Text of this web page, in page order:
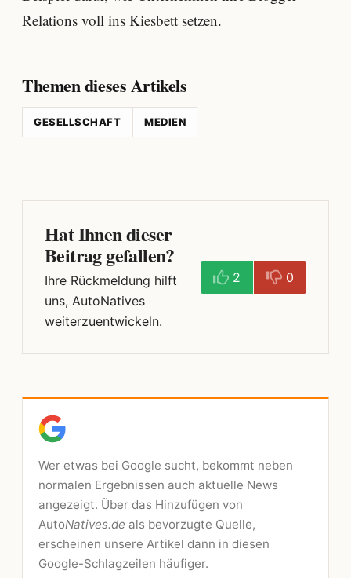
Relations voll ins Kiesbett setzen.
Themen dieses Artikels
GESELLSCHAFT MEDIEN
Hat Ihnen dieser
Beitrag gefallen?
Ihre Rückmeldung hilft
uns, AutoNatives
weiterzuentwickeln.
2 0
Wer etwas bei Google sucht, bekommt neben
normalen Ergebnissen auch aktuelle News
angezeigt. Über das Hinzufügen von
AutoNatives.de als bevorzugte Quelle,
erscheinen unsere Artikel dann in diesen
Google-Schlagzeilen häufiger.